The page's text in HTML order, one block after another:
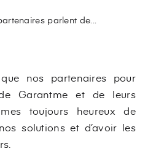
parlent de...
nos partenaires pour
Garantme et de leurs
toujours heureux de
solutions et d’avoir les